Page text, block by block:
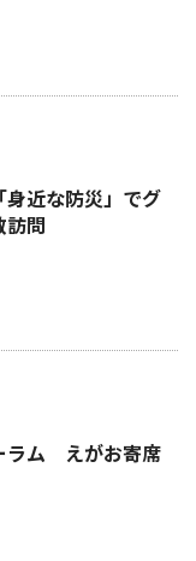
近な防災」でグ
問
ラム えがお寄席